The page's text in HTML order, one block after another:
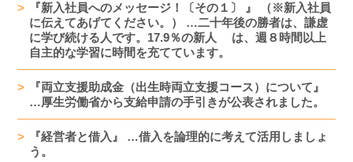
『新入社員へのメッセージ！〔その１〕 』 （※新入社員
に伝えてあげてください。） …二十年後の勝者は、謙虚
に学び続ける人です。17.9％の新人 は、週８時間以上
自主的な学習に時間を充てています。
『両立支援助成金（出生時両立支援コース）について』
…厚生労働省から支給申請の手引きが公表されました。
『経営者と借入』 …借入を論理的に考えて活用しましょ
う。